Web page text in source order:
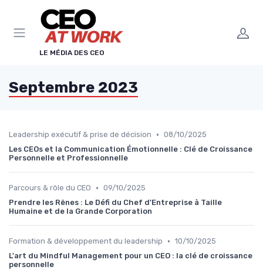
LE MÉDIA DES CEO
Septembre 2023
Leadership exécutif & prise de décision • 08/10/2025
Les CEOs et la Communication Émotionnelle : Clé de Croissance
Personnelle et Professionnelle
Parcours & rôle du CEO • 09/10/2025
Prendre les Rênes : Le Défi du Chef d'Entreprise à Taille
Humaine et de la Grande Corporation
Formation & développement du leadership • 10/10/2025
L'art du Mindful Management pour un CEO : la clé de croissance
personnelle
Panneau de gestion des cookies